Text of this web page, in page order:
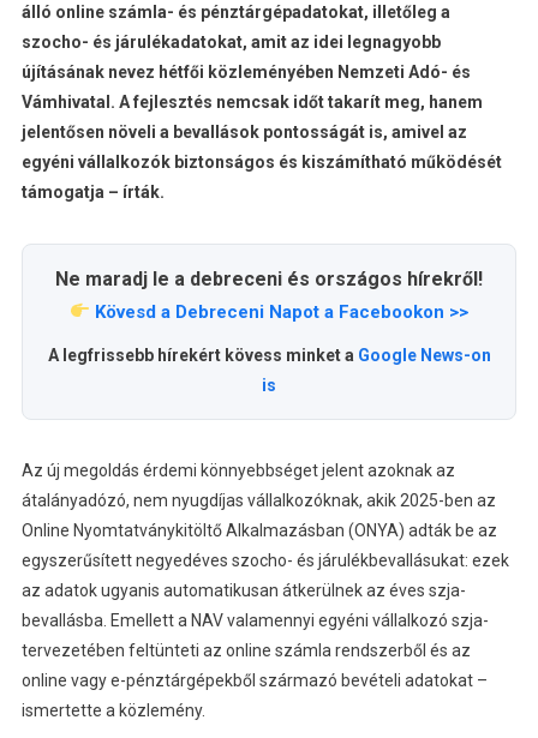
álló online számla- és pénztárgépadatokat, illetőleg a
szocho- és járulékadatokat, amit az idei legnagyobb
újításának nevez hétfői közleményében Nemzeti Adó- és
Vámhivatal. A fejlesztés nemcsak időt takarít meg, hanem
jelentősen növeli a bevallások pontosságát is, amivel az
egyéni vállalkozók biztonságos és kiszámítható működését
támogatja – írták.
Ne maradj le a debreceni és országos hírekről!
Kövesd a Debreceni Napot a Facebookon >>
A legfrissebb hírekért kövess minket a Google News-on
is
Az új megoldás érdemi könnyebbséget jelent azoknak az
átalányadózó, nem nyugdíjas vállalkozóknak, akik 2025-ben az
Online Nyomtatványkitöltő Alkalmazásban (ONYA) adták be az
egyszerűsített negyedéves szocho- és járulékbevallásukat: ezek
az adatok ugyanis automatikusan átkerülnek az éves szja-
bevallásba. Emellett a NAV valamennyi egyéni vállalkozó szja-
tervezetében feltünteti az online számla rendszerből és az
online vagy e-pénztárgépekből származó bevételi adatokat –
ismertette a közlemény.